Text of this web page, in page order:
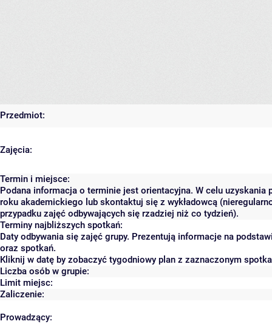
Przedmiot:
Zajęcia:
Termin i miejsce:
Podana informacja o terminie jest orientacyjna. W celu uzyskania
roku akademickiego lub skontaktuj się z wykładowcą
przypadku zajęć odbywających się rzadziej niż co tydzień).
Terminy najbliższych spotkań:
Daty odbywania się zajęć grupy. Prezentują informacje na
oraz spotkań.
Kliknij w datę by zobaczyć tygodniowy plan z zaznaczonym
Liczba osób w grupie:
Limit miejsc:
Zaliczenie:
Prowadzący: